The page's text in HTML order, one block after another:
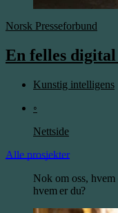
Norsk Presseforbund
En felles
Kunstig intelligens
◦
Nettside
Alle prosjekter
Nok om oss, hvem
hvem er du?